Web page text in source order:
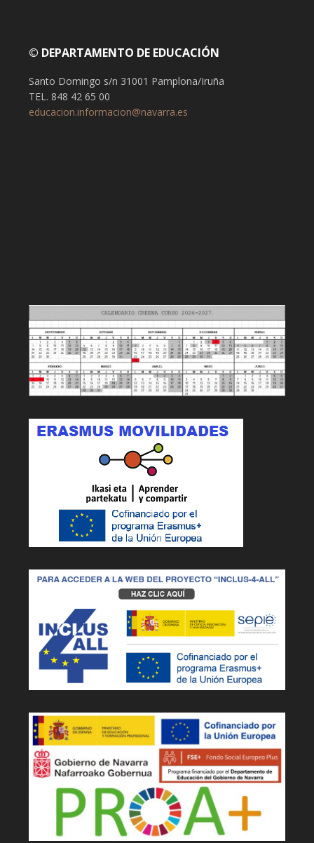
© DEPARTAMENTO DE EDUCACIÓN
Santo Domingo s/n 31001 Pamplona/Iruña
TEL. 848 42 65 00
educacion.informacion@navarra.es